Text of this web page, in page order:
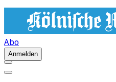
Abo
Anmelden